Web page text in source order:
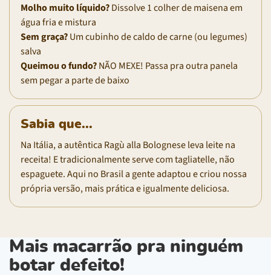
Molho muito líquido?Dissolve 1 colher de maisena em
água fria e mistura
Sem graça?Um cubinho de caldo de carne (ou legumes)
salva
Queimou o fundo?NÃO MEXE! Passa pra outra panela
sem pegar a parte de baixo
Sabia que...
Na Itália, a autêntica Ragù alla Bolognese leva leite na
receita! E tradicionalmente serve com tagliatelle, não
espaguete. Aqui no Brasil a gente adaptou e criou nossa
própria versão, mais prática e igualmente deliciosa.
Mais macarrão pra ninguém
botar defeito!